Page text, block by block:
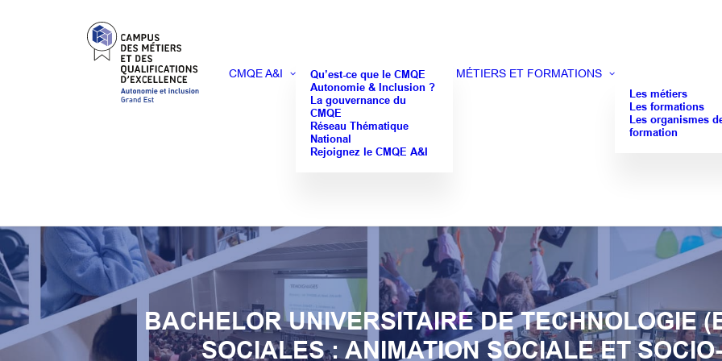
CMQE A&I
Qu’est-ce que le CMQE
Autonomie & Inclusion ?
La gouvernance du
CMQE
Réseau Thématique
National
Rejoignez le CMQE A&I
MÉTIERS ET FORMATIONS
Les métiers
Les formations
Les organismes
formation
BACHELOR UNIVERSITAIRE DE TECHNOLOGIE
SOCIALES : ANIMATION SOCIALE ET